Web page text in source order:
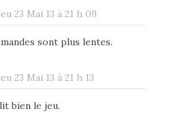
23 Mai 13 à 21 h 09
sont plus lentes.
23 Mai 13 à 21 h 13
bien le jeu.